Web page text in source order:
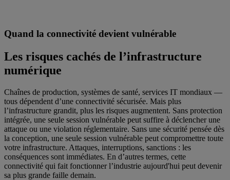
Quand la connectivité devient vulnérable
Les risques cachés de l’infrastructure
numérique
Chaînes de production, systèmes de santé, services IT mondiaux —
tous dépendent d’une connectivité sécurisée. Mais plus
l’infrastructure grandit, plus les risques augmentent. Sans protection
intégrée, une seule session vulnérable peut suffire à déclencher une
attaque ou une violation réglementaire. Sans une sécurité pensée dès
la conception, une seule session vulnérable peut compromettre toute
votre infrastructure. Attaques, interruptions, sanctions : les
conséquences sont immédiates. En d’autres termes, cette
connectivité qui fait fonctionner l’industrie aujourd'hui peut devenir
sa plus grande faille demain.